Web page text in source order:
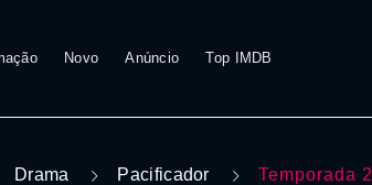
Novo Anúncio Top IMDB
Drama Pacificador Temporada 2